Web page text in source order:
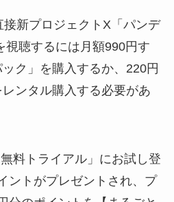
新プロジェクトX「パンデ
視聴するには月額990円す
ク」を購入するか、220円
ンタル購入する必要があ
料トライアル」にお試し登
ントがプレゼントされ、プ